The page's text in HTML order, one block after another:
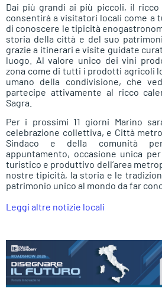
Dai più grandi ai più piccoli, il
consentirà a visitatori locali come a
di conoscere le tipicità
storia della città e del suo
grazie a itinerari e visite guidate
luogo. Al valore unico dei vini
zona come di tutti i prodotti agricoli
umano della condivisione, che
partecipe attivamente al ricco
Sagra.
Per i prossimi 11 giorni Marino
celebrazione collettiva, e Città
Sindaco e della comunità
appuntamento, occasione unica
turistico e produttivo dell’area
nostre tipicità, la storia e le
patrimonio unico al mondo da far
Leggi altre notizie locali